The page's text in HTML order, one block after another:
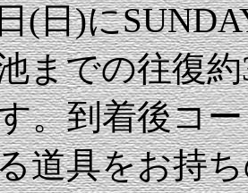
(日)に
までの往復
。到着後コ
道具をお持